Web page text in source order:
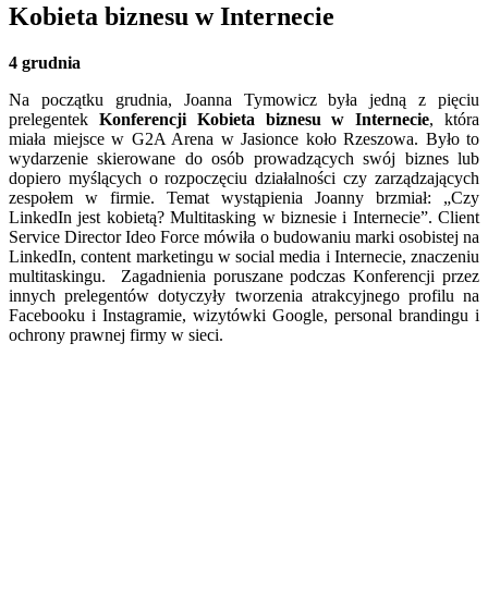
Kobieta biznesu w Internecie
4 grudnia
Na początku grudnia, Joanna Tymowicz była jedną z pięciu
prelegentek Konferencji Kobieta biznesu w Internecie, która
miała miejsce w G2A Arena w Jasionce koło Rzeszowa. Było to
wydarzenie skierowane do osób prowadzących swój biznes lub
dopiero myślących o rozpoczęciu działalności czy zarządzających
zespołem w firmie. Temat wystąpienia Joanny brzmiał: „Czy
LinkedIn jest kobietą? Multitasking w biznesie i Internecie”. Client
Service Director Ideo Force mówiła o budowaniu marki osobistej na
LinkedIn, content marketingu w social media i Internecie, znaczeniu
multitaskingu. Zagadnienia poruszane podczas Konferencji przez
innych prelegentów dotyczyły tworzenia atrakcyjnego profilu na
Facebooku i Instagramie, wizytówki Google, personal brandingu i
ochrony prawnej firmy w sieci.